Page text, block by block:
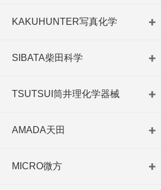
KAKUHUNTER写真化学
SIBATA柴田科学
TSUTSUI筒井理化学器械
AMADA天田
MICRO微方